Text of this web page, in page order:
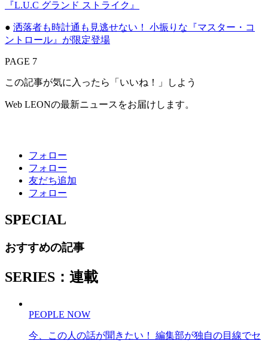
『L.U.C グランド ストライク』
● 洒落者も時計通も見逃せない！ 小振りな『マスター・コ
ントロール』が限定登場
PAGE 7
この記事が気に入ったら「いいね！」しよう
Web LEONの最新ニュースをお届けします。
フォロー
フォロー
友だち追加
フォロー
SPECIAL
おすすめの記事
SERIES：連載
PEOPLE NOW
今、この人の話が聞きたい！ 編集部が独自の目線でセ